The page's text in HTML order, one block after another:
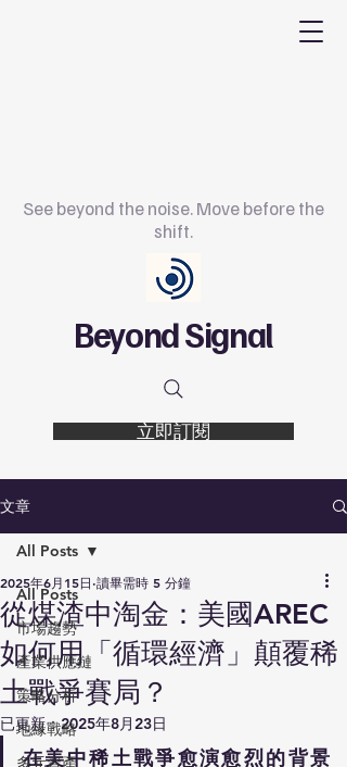
See beyond the noise. Move before the
shift.
Beyond Signal
立即訂閱
文章
All Posts
市場趨勢
產業供應鏈
策略分析
地緣戰略
多元資產
All Posts
從煤渣中淘金：美國AREC
如何用「循環經濟」顛覆稀
土戰爭賽局？
2025年6月15日 讀畢需時 5 分鐘
已更新：2025年8月23日
在美中稀土戰爭愈演愈烈的背景